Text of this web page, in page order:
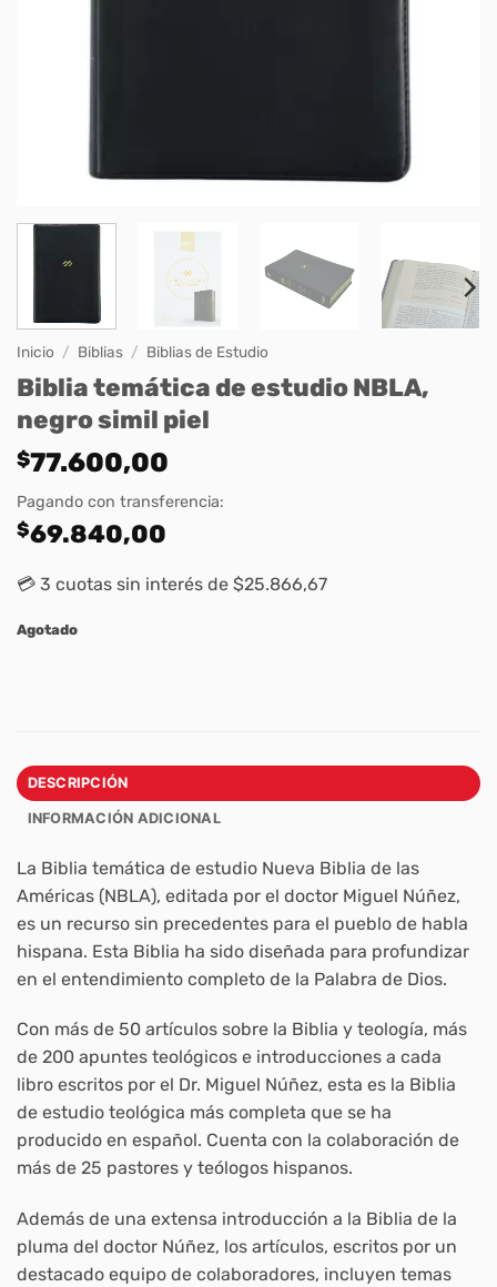
Inicio / Biblias / Biblias de Estudio
Biblia temática de estudio NBLA,
negro simil piel
$77.600,00
Pagando con transferencia:
$69.840,00
💳 3 cuotas sin interés de $25.866,67
Agotado
DESCRIPCIÓN
INFORMACIÓN ADICIONAL
La Biblia temática de estudio Nueva Biblia de las
Américas (NBLA), editada por el doctor Miguel Núñez,
es un recurso sin precedentes para el pueblo de habla
hispana. Esta Biblia ha sido diseñada para profundizar
en el entendimiento completo de la Palabra de Dios.
Con más de 50 artículos sobre la Biblia y teología, más
de 200 apuntes teológicos e introducciones a cada
libro escritos por el Dr. Miguel Núñez, esta es la Biblia
de estudio teológica más completa que se ha
producido en español. Cuenta con la colaboración de
más de 25 pastores y teólogos hispanos.
Además de una extensa introducción a la Biblia de la
pluma del doctor Núñez, los artículos, escritos por un
destacado equipo de colaboradores, incluyen temas